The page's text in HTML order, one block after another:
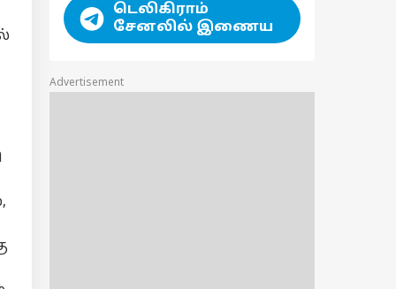
டெலிகிராம்
சேனலில் இணைய
Advertisement